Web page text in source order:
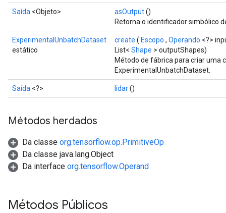
Saída <Objeto> asOutput()
Retorna o identificador simbólico
ExperimentalUnbatchDataset
estático
create ( Escopo , Operando <?>
List< Shape > outputShapes)
Método de fábrica para criar uma
ExperimentalUnbatchDataset.
Saída <?> lidar()
Métodos herdados
Da classe org.tensorflow.op.PrimitiveOp
Da classe java.lang.Object
Da interface org.tensorflow.Operand
Métodos Públicos